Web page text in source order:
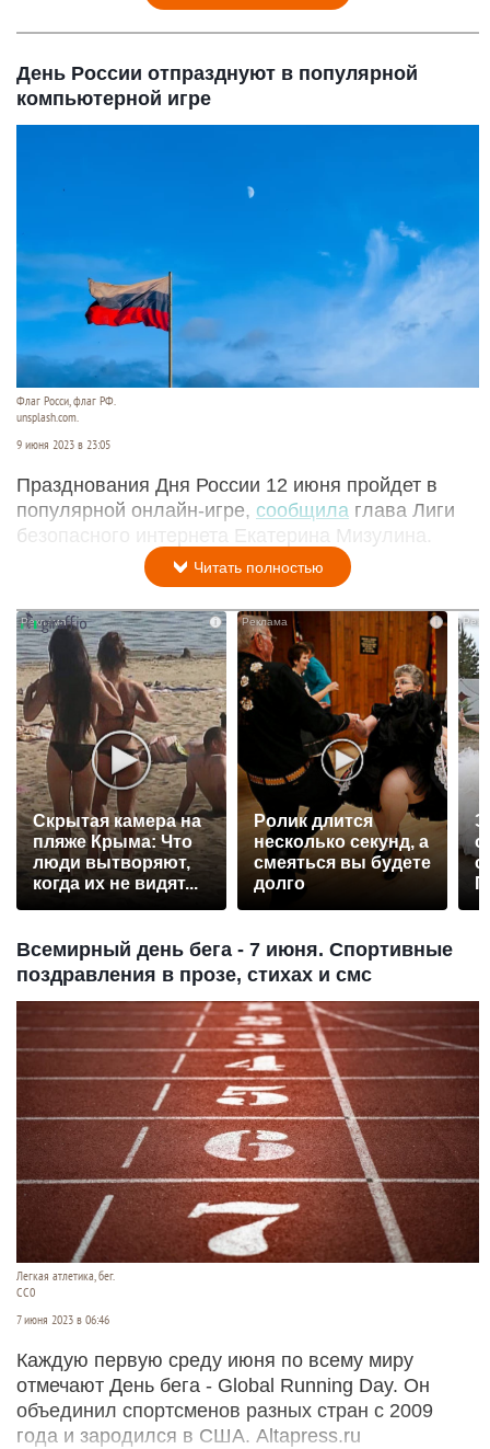
День России отпразднуют в популярной
компьютерной игре
Флаг Росси, флаг РФ.
unsplash.com.
9 июня 2023 в 23:05
Празднования Дня России 12 июня пройдет в
популярной онлайн-игре, сообщила глава Лиги
безопасного интернета Екатерина Мизулина.
Читать полностью
i
Скрытая камера на
пляже Крыма: Что
люди вытворяют,
когда их не видят...
Ролик длится
несколько секунд, а
смеяться вы будете
долго
Всемирный день бега - 7 июня. Спортивные
поздравления в прозе, стихах и смс
Легкая атлетика, бег.
CC0
7 июня 2023 в 06:46
Каждую первую среду июня по всему миру
отмечают День бега - Global Running Day. Он
объединил спортсменов разных стран с 2009
года и зародился в США. Altapress.ru